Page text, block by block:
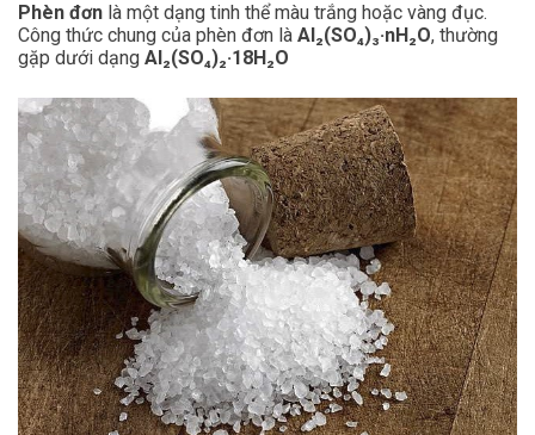
Phèn đơn là một dạng tinh thể màu trắng hoặc vàng đục.
Công thức chung của phèn đơn là Al₂(SO₄)₃·nH₂O, thường
gặp dưới dạng Al₂(SO₄)₂·18H₂O